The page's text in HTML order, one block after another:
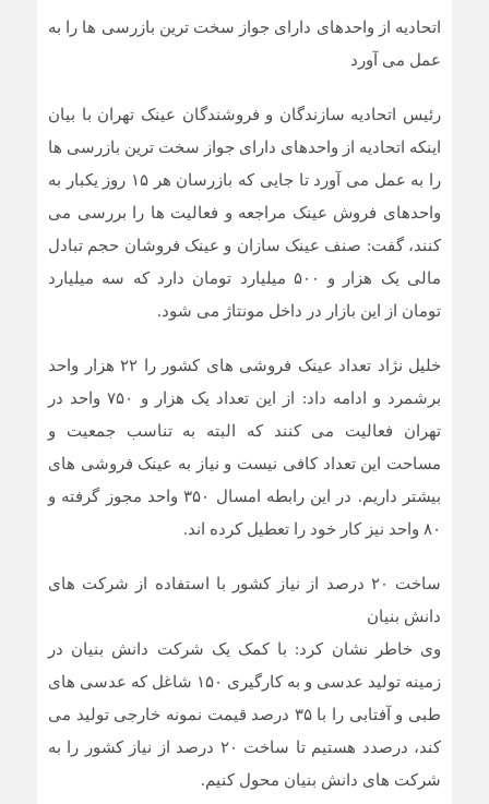
اتحادیه از واحدهای دارای جواز سخت ترین بازرسی ها را به
عمل می آورد
رئیس اتحادیه سازندگان و فروشندگان عینک تهران با بیان
اینکه اتحادیه از واحدهای دارای جواز سخت ترین بازرسی ها
را به عمل می آورد تا جایی که بازرسان هر ۱۵ روز یکبار به
واحدهای فروش عینک مراجعه و فعالیت ها را بررسی می
کنند، گفت: صنف عینک سازان و عینک فروشان حجم تبادل
مالی یک هزار و ۵۰۰ میلیارد تومان دارد که سه میلیارد
تومان از این بازار در داخل مونتاژ می شود.
خلیل نژاد تعداد عینک فروشی های کشور را ۲۲ هزار واحد
برشمرد و ادامه داد: از این تعداد یک هزار و ۷۵۰ واحد در
تهران فعالیت می کنند که البته به تناسب جمعیت و
مساحت این تعداد کافی نیست و نیاز به عینک فروشی های
بیشتر داریم. در این رابطه امسال ۳۵۰ واحد مجوز گرفته و
۸۰ واحد نیز کار خود را تعطیل کرده اند.
ساخت ۲۰ درصد از نیاز کشور با استفاده از شرکت های
دانش بنیان
وی خاطر نشان کرد: با کمک یک شرکت دانش بنیان در
زمینه تولید عدسی و به کارگیری ۱۵۰ شاغل که عدسی های
طبی و آفتابی را با ۳۵ درصد قیمت نمونه خارجی تولید می
کند، درصدد هستیم تا ساخت ۲۰ درصد از نیاز کشور را به
شرکت های دانش بنیان محول کنیم.